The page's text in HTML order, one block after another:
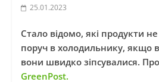
25.01.2023
Стало відомо, які продукти
поруч в холодильнику, якщо
вони швидко зіпсувалися.
GreenPost.